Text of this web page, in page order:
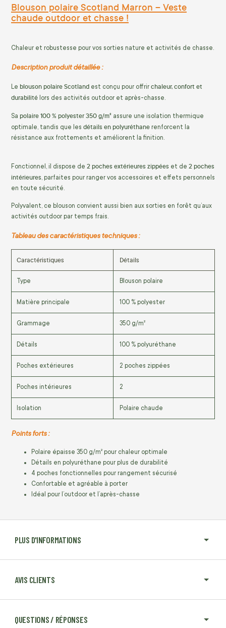
PLUS D'INFORMATIONS
AVIS CLIENTS
QUESTIONS / RÉPONSES
Blouson polaire Scotland Marron – Veste
chaude outdoor et chasse !
Chaleur et robustesse pour vos sorties nature et activités de chasse.
Description produit détaillée :
Le blouson polaire Scotland est conçu pour offrir chaleur, confort et
durabilité lors des activités outdoor et après-chasse.
Sa polaire 100 % polyester 350 g/m² assure une isolation thermique
optimale, tandis que les détails en polyuréthane renforcent la
résistance aux frottements et améliorent la finition.
Fonctionnel, il dispose de 2 poches extérieures zippées et de 2 poches
intérieures , parfaites pour ranger vos accessoires et effets personnels
en toute sécurité.
Polyvalent, ce blouson convient aussi bien aux sorties en forêt qu’aux
activités outdoor par temps frais.
Tableau des caractéristiques techniques :
Caractéristiques Détails
Type Blouson polaire
Matière principale 100 % polyester
Grammage 350 g/m²
Détails 100 % polyuréthane
Poches extérieures 2 poches zippées
Poches intérieures 2
Isolation Polaire chaude
Points forts :
Polaire épaisse 350 g/m² pour chaleur optimale
Détails en polyuréthane pour plus de durabilité
4 poches fonctionnelles pour rangement sécurisé
Confortable et agréable à porter
Idéal pour l’outdoor et l’après-chasse